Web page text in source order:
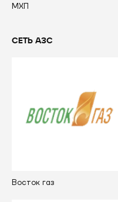
МХП
СЕТЬ АЗС
Восток газ